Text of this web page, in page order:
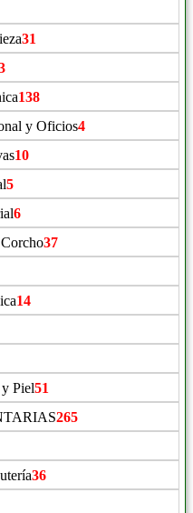
31
138
y Oficios4
10
5
6
37
14
Piel51
265
36